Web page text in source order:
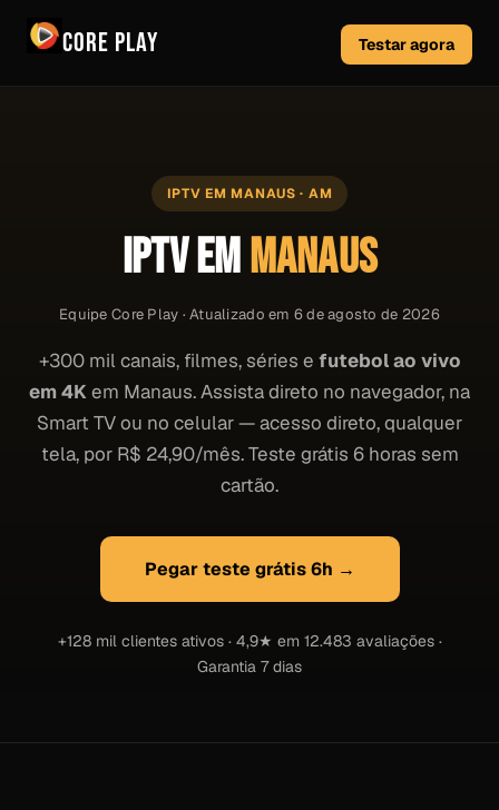
Core Play Testar agora
IPTV EM MANAUS · AM
IPTV EMMANAUS
Equipe Core Play · Atualizado em 6 de agosto de 2026
+300 mil canais, filmes, séries e futebol ao vivo
em 4Kem Manaus. Assista direto no navegador, na
Smart TV ou no celular — acesso direto, qualquer
tela, por R$ 24,90/mês. Teste grátis 6 horas sem
cartão.
Pegar teste grátis 6h →
+128 mil clientes ativos · 4,9★ em 12.483 avaliações ·
Garantia 7 dias